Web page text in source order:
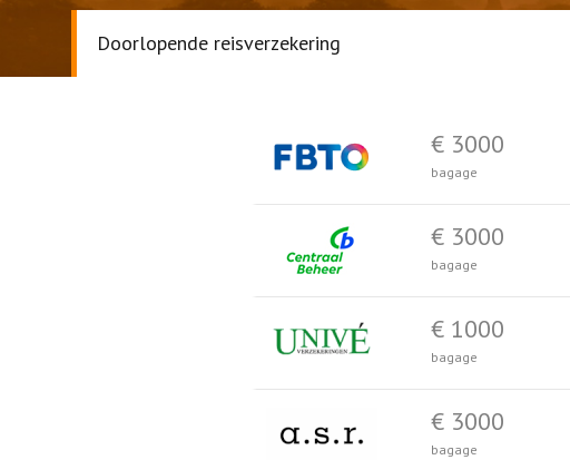
Doorlopende reisverzekering
€ 3000
bagage
€ 3000
bagage
€ 1000
bagage
€ 3000
bagage